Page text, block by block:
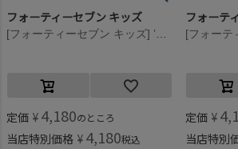
フォーティーセブン キッズ
定価 ¥ 4,180のところ
当店特別価格 ¥ 4,180税込
フォーテ
定価 ¥
当店特別